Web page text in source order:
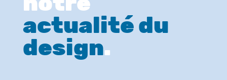
actualité du
design.